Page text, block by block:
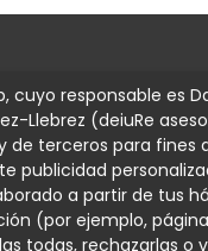
cuyo responsable es
Llebrez (deiuRe
de terceros para fines
publicidad
a partir de tus
(por ejemplo,
todas, rechazarlas o